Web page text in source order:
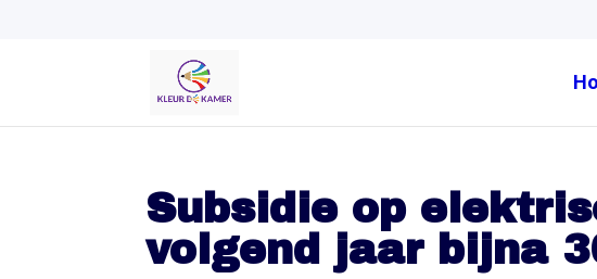
Subsidie op
volgend jaar bijna